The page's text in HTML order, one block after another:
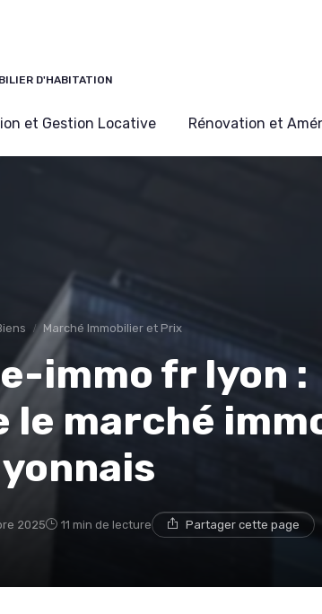
D'HABITATION
et Gestion Locative Rénovation et
Marché Immobilier et Prix
immo fr lyon :
le marché
2025 11 min de lecture Partager cette page